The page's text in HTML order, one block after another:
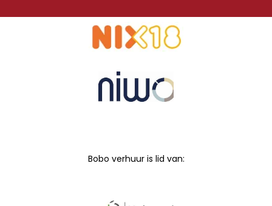
Bobo verhuur is lid van: